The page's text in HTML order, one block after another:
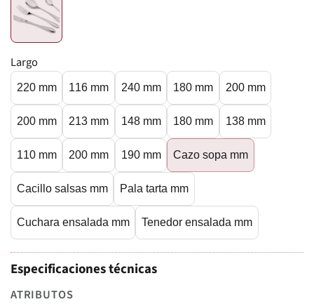
Largo
220 mm 116 mm 240 mm 180 mm 200 mm
200 mm 213 mm 148 mm 180 mm 138 mm
110 mm 200 mm 190 mm Cazo sopa mm
Cacillo salsas mm Pala tarta mm
Cuchara ensalada mm Tenedor ensalada mm
Especificaciones técnicas
ATRIBUTOS